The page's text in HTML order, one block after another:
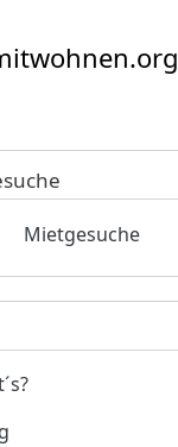
Mietgesuche